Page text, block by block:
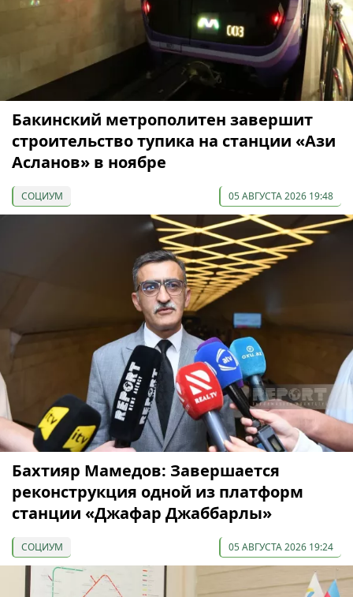
Бакинский метрополитен завершит
строительство тупика на станции «Ази
Асланов» в ноябре
СОЦИУМ 05 АВГУСТА 2026 19:48
Бахтияр Мамедов: Завершается
реконструкция одной из платформ
станции «Джафар Джаббарлы»
СОЦИУМ 05 АВГУСТА 2026 19:24